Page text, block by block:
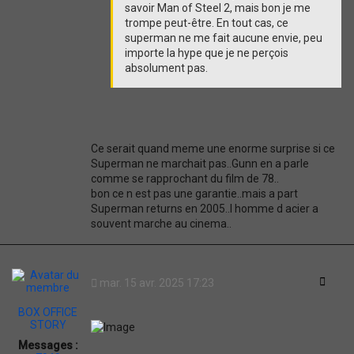
savoir Man of Steel 2, mais bon je me
trompe peut-être. En tout cas, ce
superman ne me fait aucune envie, peu
importe la hype que je ne perçois
absolument pas.
Ce serait quand meme une enorme surprise si ce
Superman ne marchait pas..Gunn en a parle
comme se rapprochant du film de 78..
bon ce n est pas une garantie..mais a part
Superman returns en 2005..l homme d acier a
souvent marche au cinema..
BOX OFFICE
STORY
Messages :
mar. 15 avr. 2025 17:23